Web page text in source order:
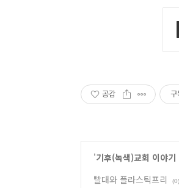
공감 구
'기후(녹색)교회 이야기
빨대와 플라스틱프리
(0)